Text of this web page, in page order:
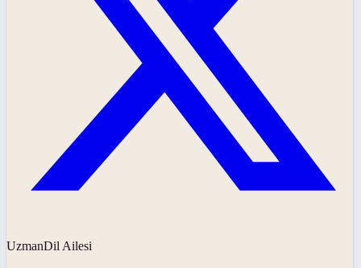
UzmanDil Ailesi